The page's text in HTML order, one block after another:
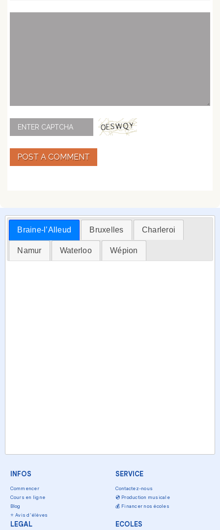
POST A COMMENT
Braine-l’Alleud Bruxelles Charleroi
Namur Waterloo Wépion
INFOS
Commencer
Cours en ligne
Blog
⭐ Avis d'élèves
SERVICE
Contactez-nous
💿 Production musicale
💰 Financer nos écoles
LEGAL ECOLES